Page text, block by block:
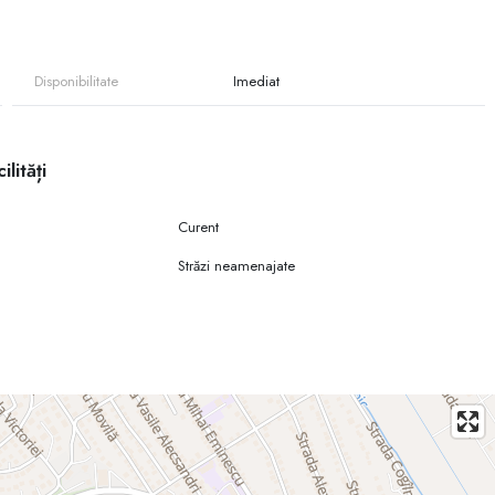
cu frumusețea naturii!
Disponibilitate Imediat
Curent
Străzi neamenajate